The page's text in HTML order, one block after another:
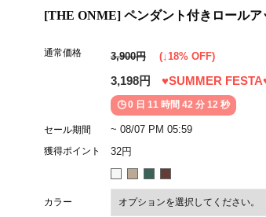
[THE ONME] ペンダント付きロールア
通常価格 3,900円 (↓18% OFF)
3,198円 ♥SUMMER
0 日 11 時間 42 分 09 秒
セール期間 ~ 08/07 PM 05:59
獲得ポイント 32円
カラー